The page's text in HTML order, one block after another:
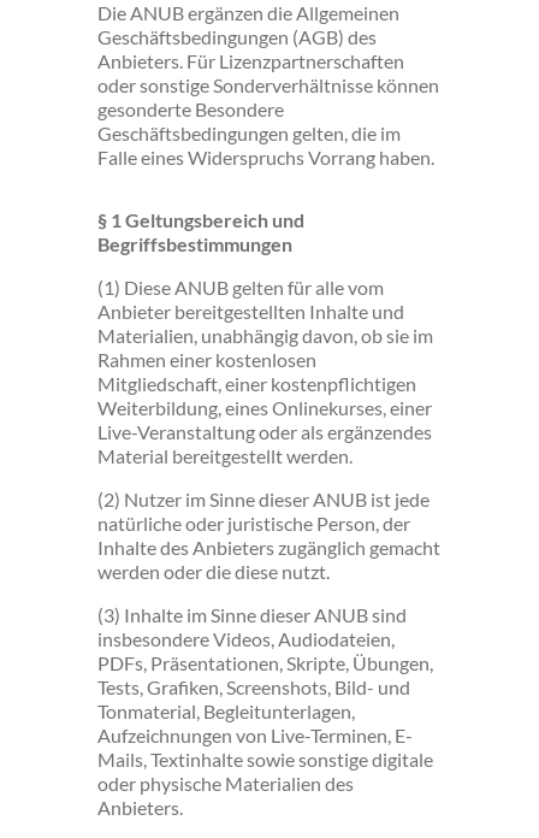
Die ANUB ergänzen die Allgemeinen
Geschäftsbedingungen (AGB) des
Anbieters. Für Lizenzpartnerschaften
oder sonstige Sonderverhältnisse können
gesonderte Besondere
Geschäftsbedingungen gelten, die im
Falle eines Widerspruchs Vorrang haben.
§ 1 Geltungsbereich und
Begriffsbestimmungen
(1) Diese ANUB gelten für alle vom
Anbieter bereitgestellten Inhalte und
Materialien, unabhängig davon, ob sie im
Rahmen einer kostenlosen
Mitgliedschaft, einer kostenpflichtigen
Weiterbildung, eines Onlinekurses, einer
Live-Veranstaltung oder als ergänzendes
Material bereitgestellt werden.
(2) Nutzer im Sinne dieser ANUB ist jede
natürliche oder juristische Person, der
Inhalte des Anbieters zugänglich gemacht
werden oder die diese nutzt.
(3) Inhalte im Sinne dieser ANUB sind
insbesondere Videos, Audiodateien,
PDFs, Präsentationen, Skripte, Übungen,
Tests, Grafiken, Screenshots, Bild- und
Tonmaterial, Begleitunterlagen,
Aufzeichnungen von Live-Terminen, E-
Mails, Textinhalte sowie sonstige digitale
oder physische Materialien des
Anbieters.